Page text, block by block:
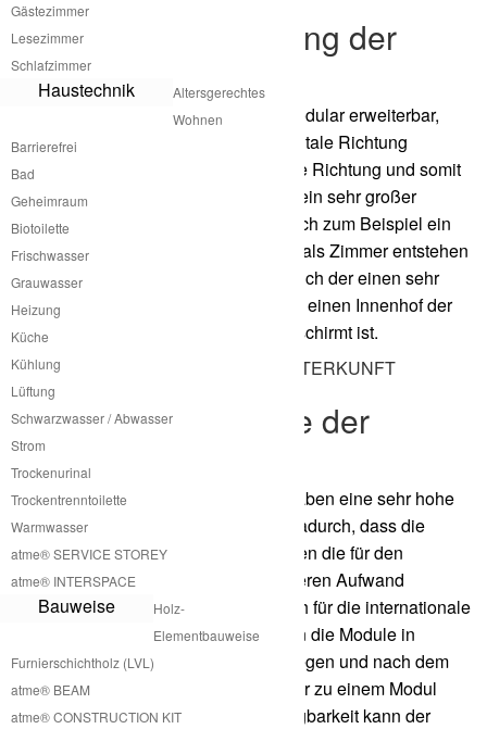
Gästezimmer
Lesezimmer
Schlafzimmer
Haustechnik
Altersgerechtes
Wohnen
Barrierefrei
Bad
Geheimraum
Biotoilette
Frischwasser
Grauwasser
Heizung
Küche
Kühlung
Lüftung
Schwarzwasser / Abwasser
Strom
Trockenurinal
Trockentrenntoilette
Warmwasser
atme® SERVICE STOREY
atme® INTERSPACE
Bauweise
Holz-
Elementbauweise
Furnierschichtholz (LVL)
atme® BEAM
atme® CONSTRUCTION KIT
Modulare Erweiterung der
Freizeitunterkunft
Die Freizeitunterkunft von atme ist modular erweiterbar,
das bedeutet man kann in die horizontale Richtung
erweitern genauso wie in die vertikale Richtung und somit
kann aus einem kleinen Modul auch ein sehr großer
Komplex entstehen. Es kann aber auch zum Beispiel ein
Familienhaus mit mehreren Modulen als Zimmer entstehen
oder auch ein lang gezogener Schlauch der einen sehr
großen Kreis bildet beziehungsweise einen Innenhof der
durch die Module nach aussen abgeschirmt ist.
Mobilität der Module der
Freizeitunterkunft
Die Module der Freizeitunterkünfte haben eine sehr hohe
Mobilität. Diese wird bewerkstelligt dadurch, dass die
Module nur die maximale Größe haben die für den
normalen Straßenverkehr ohne größeren Aufwand
zulässig ist. Unsere Module sind auch für die internationale
Seefracht angepasst. Dafür kann man die Module in
dementsprechend kleinere Teile zerlegen und nach dem
Transport in dem Seecontainer wieder zu einem Modul
zusammenbauen. Durch diese Zerlegbarkeit kann der